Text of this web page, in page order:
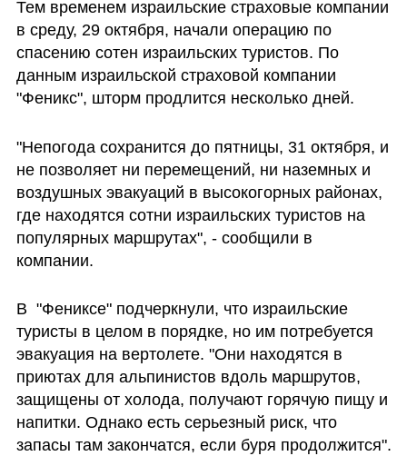
Тем временем израильские страховые компании
в среду, 29 октября, начали операцию по
спасению сотен израильских туристов. По
данным израильской страховой компании
"Феникс", шторм продлится несколько дней.
"Непогода сохранится до пятницы, 31 октября, и
не позволяет ни перемещений, ни наземных и
воздушных эвакуаций в высокогорных районах,
где находятся сотни израильских туристов на
популярных маршрутах", - сообщили в
компании.
В  "Фениксе" подчеркнули, что израильские
туристы в целом в порядке, но им потребуется
эвакуация на вертолете. "Они находятся в
приютах для альпинистов вдоль маршрутов,
защищены от холода, получают горячую пищу и
напитки. Однако есть серьезный риск, что
запасы там закончатся, если буря продолжится".